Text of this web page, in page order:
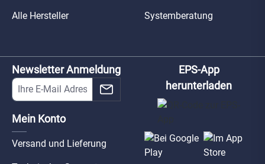
Alle Hersteller Systemberatung
Newsletter Anmeldung
Mein Konto
Versand und Lieferung
EPS-App
herunterladen